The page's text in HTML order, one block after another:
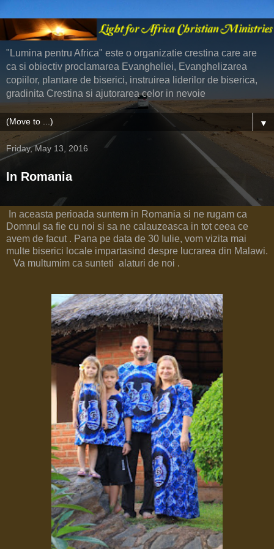
"Lumina pentru Africa" este o organizatie crestina care are
ca si obiectiv proclamarea Evangheliei, Evanghelizarea
copiilor, plantare de biserici, instruirea liderilor de biserica,
gradinita Crestina si ajutorarea celor in nevoie
▼
Friday, May 13, 2016
In Romania
In aceasta perioada suntem in Romania si ne rugam ca
Domnul sa fie cu noi si sa ne calauzeasca in tot ceea ce
avem de facut . Pana pe data de 30 Iulie, vom vizita mai
multe biserici locale impartasind despre lucrarea din Malawi.
Va multumim ca sunteti alaturi de noi .